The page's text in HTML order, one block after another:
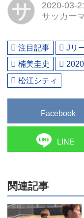
サ
2020-03-
サッカー
注目記事 Jリ
楠美圭史
松江シティ
Facebook
LINE
関連記事